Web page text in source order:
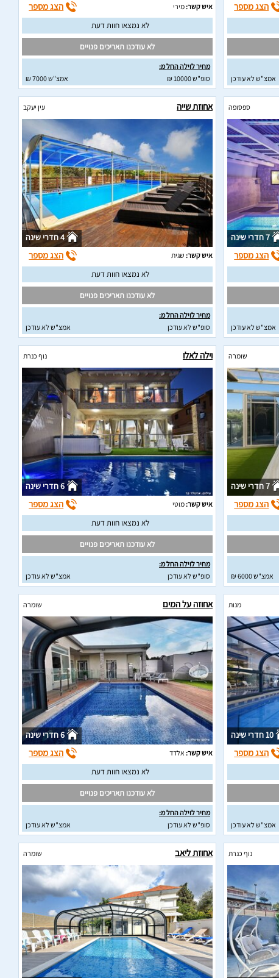
הצג מספר
אמצ"ש לא עודכן
איש קשר:מירי הצג מספר
לא נמצאו חוות דעת
לא עודכנו תאריכים פנויים
מחיר לוילה החל מ:
סופ"ש 10000 ₪
אמצ"ש 7000 ₪
ספסופה
7 חדרי שינה
הצג מספר
אמצ"ש לא עודכן
אחוזת שייה עין יעקב
4 חדרי שינה
איש קשר: שגית הצג מספר
לא נמצאו חוות דעת
לא עודכנו תאריכים פנויים
מחיר לוילה החל מ:
סופ"ש לא עודכן
אמצ"ש לא עודכן
שומרה
7 חדרי שינה
הצג מספר
אמצ"ש 6000 ₪
וילה לאלו נוף כנרת
6 חדרי שינה
איש קשר:מוטי הצג מספר
לא נמצאו חוות דעת
לא עודכנו תאריכים פנויים
מחיר לוילה החל מ:
סופ"ש לא עודכן
אמצ"ש לא עודכן
מנות
10 חדרי שינה
הצג מספר
אמצ"ש לא עודכן
אחוזה על המים שומרה
6 חדרי שינה
איש קשר: אלדד הצג מספר
לא נמצאו חוות דעת
לא עודכנו תאריכים פנויים
מחיר לוילה החל מ:
סופ"ש לא עודכן
אמצ"ש לא עודכן
נוף כנרת אחוזת ליאב שומרה